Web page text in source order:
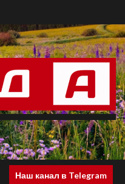
Наш канал в Telegram